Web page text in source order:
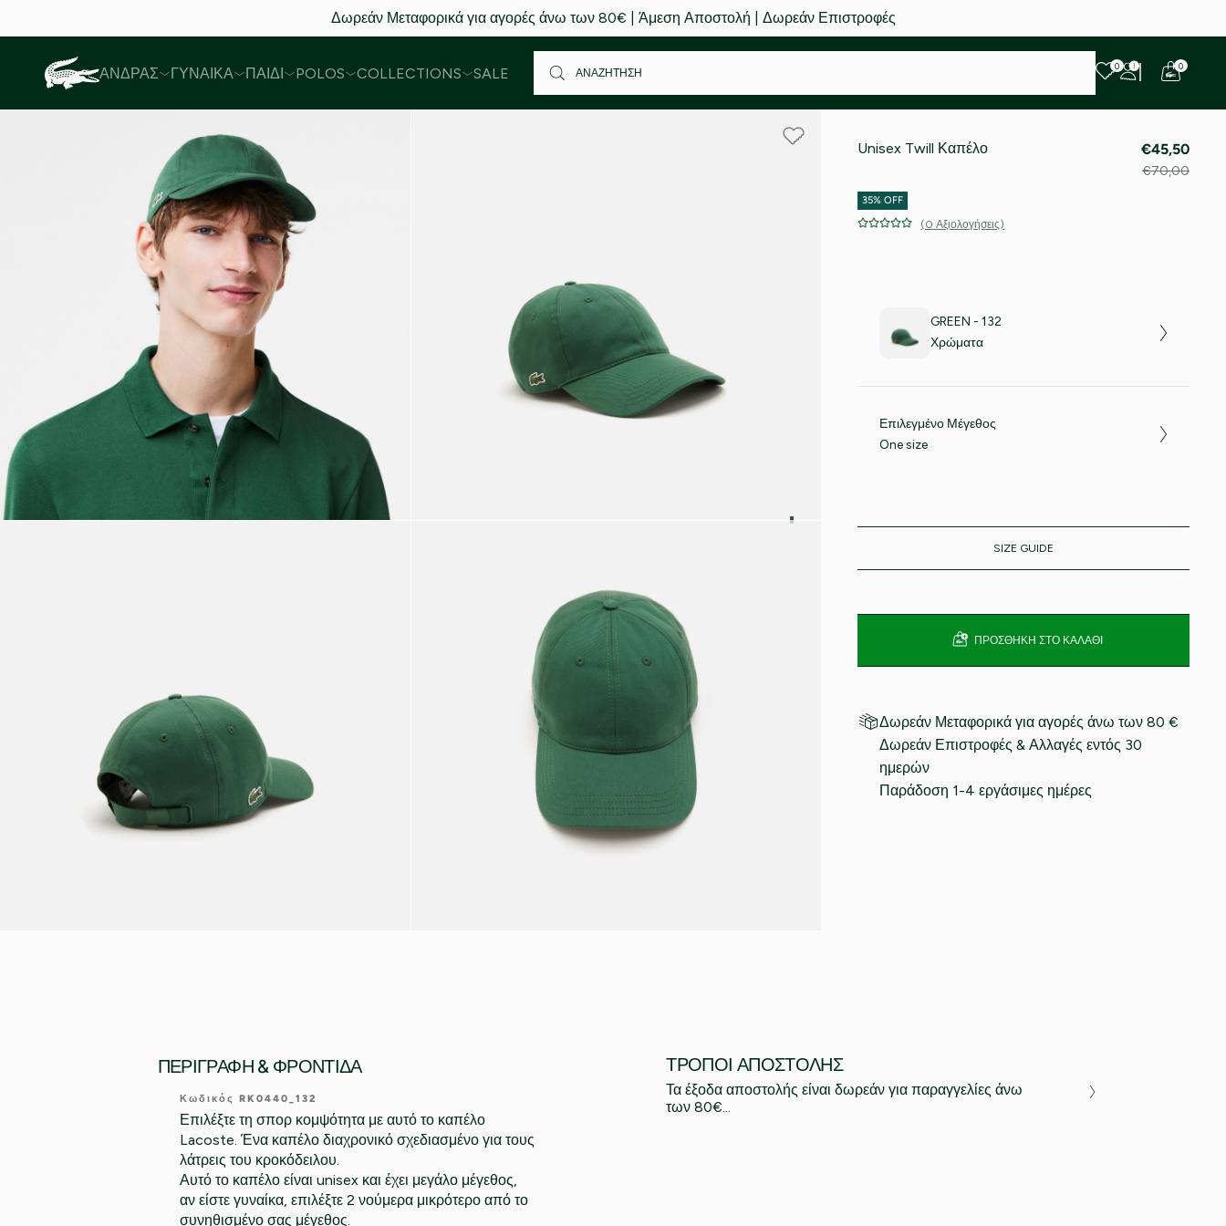
Δωρεάν Μεταφορικά για αγορές άνω των 80€ | Άμεση Αποστολή | Δωρεάν Επιστροφές
ΆΝΔΡΑΣ ΓΥΝΑΊΚΑ ΠΑΙΔΊ POLOS COLLECTIONS SALE 0 0
Unisex Twill Καπέλο €45,50
€70,00
35% OFF
(0 Αξιολογήσεις)
GREEN - 132
Χρώματα
Επιλεγμένο Μέγεθος
One size
SIZE GUIDE
ΠΡΟΣΘΉΚΗ ΣΤΟ ΚΑΛΆΘΙ
Δωρεάν Μεταφορικά για αγορές άνω των 80 €
Δωρεάν Επιστροφές & Αλλαγές εντός 30
ημερών
Παράδοση 1-4 εργάσιμες ημέρες
ΠΕΡΙΓΡΑΦΉ & ΦΡΟΝΤΊΔΑ
Κωδικός RK0440_132
Επιλέξτε τη σπορ κομψότητα με αυτό το καπέλο
Lacoste. Ένα καπέλο διαχρονικό σχεδιασμένο για τους
λάτρεις του κροκόδειλου.
Αυτό το καπέλο είναι unisex και έχει μεγάλο μέγεθος,
αν είστε γυναίκα, επιλέξτε 2 νούμερα μικρότερο από το
συνηθισμένο σας μέγεθος.
ΤΡΌΠΟΙ ΑΠΟΣΤΟΛΉΣ
Τα έξοδα αποστολής είναι δωρεάν για παραγγελίες άνω
των 80€...